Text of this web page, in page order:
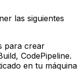
las siguientes
para crear
CodePipeline.
en tu máquina